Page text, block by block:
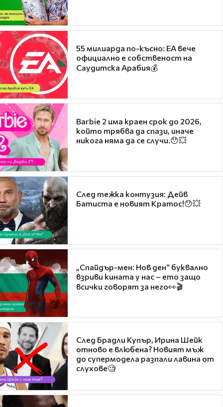
55 милиарда по-късно: EA вече
официално е собственост на
Саудитска Арабия💰
Barbie 2 има краен срок до 2026,
който трябва да спази, иначе
никога няма да се случи.😯💥
След тежка контузия: Дейв
Батиста е новият Кратос!😯💥
„Спайдър-мен: Нов ден“ буквално
взриви кината у нас – ето защо
всички говорят за него👀🎬
След Брадли Купър, Ирина Шейк
отново е влюбена? Новият мъж
до супермодела разпали лавина от
слухове🧐